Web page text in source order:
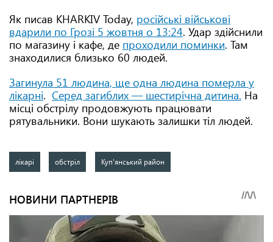
Як писав KHARKIV Today, російські військові
вдарили по Грозі 5 жовтня о 13:24. Удар здійснили
по магазину і кафе, де проходили поминки. Там
знаходилися близько 60 людей.
Загинула 51 людина, ще одна людина померла у
лікарні. Серед загиблих — шестирічна дитина. На
місці обстрілу продовжують працювати
рятувальники. Вони шукають залишки тіл людей.
лікарі обстріл Куп'янський район